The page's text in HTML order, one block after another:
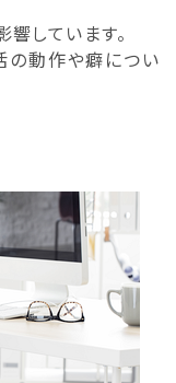
しています。
の動作や癖につい